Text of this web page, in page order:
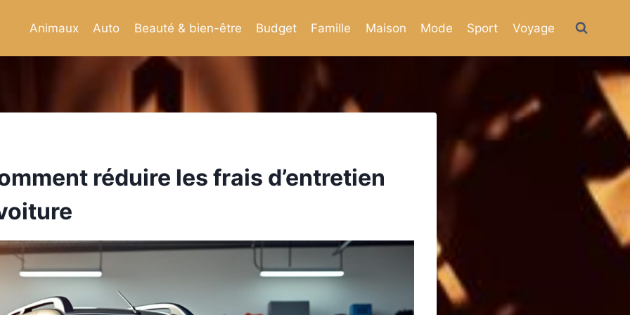
Animaux Auto Beauté & bien-être Budget Famille Maison Mode Sport Voyage
réduire les frais d’entretien